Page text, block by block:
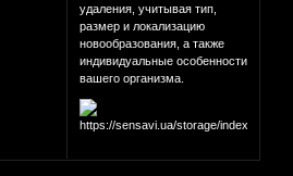
удаления, учитывая тип,
размер и локализацию
новообразования, а также
индивидуальные особенности
вашего организма.